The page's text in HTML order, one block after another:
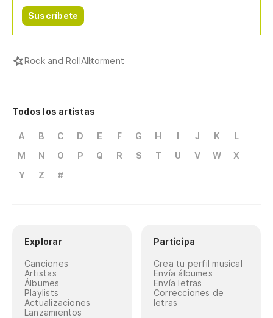
Suscríbete
Rock and RollAlltorment
Todos los artistas
A B C D E F G H I J K
L
M
N O P Q R S T U V W
X
Y
Z #
Explorar
Canciones
Artistas
Álbumes
Playlists
Actualizaciones
Lanzamientos
Participa
Crea tu perfil musical
Envía álbumes
Envía letras
Correcciones de
letras